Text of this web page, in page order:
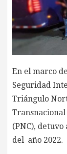
En el marco
Seguridad
Triángulo
Transnacional
(PNC),
del año 2022.